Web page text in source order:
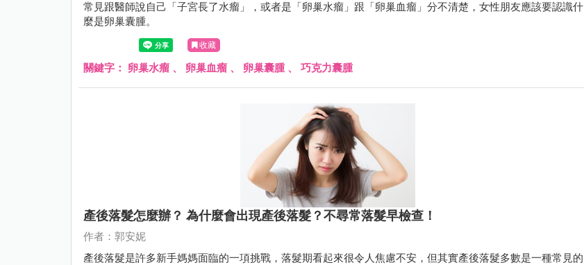
常見跟醫師說自己「子宮長了水瘤」，或者是「卵巢水瘤」跟「卵巢血瘤」分不清楚，女性朋友應該要認識什
麼是卵巢囊腫。
收藏
關鍵字： 卵巢水瘤 、 卵巢血瘤 、 卵巢囊腫、 巧克力囊腫
產後落髮怎麼辦？ 為什麼會出現產後落髮？不尋常落髮早檢查！
作者：郭安妮
產後落髮是許多新手媽媽面臨的一項挑戰，落髮期看起來很令人焦慮不安，但其實產後落髮多數是一種常見的